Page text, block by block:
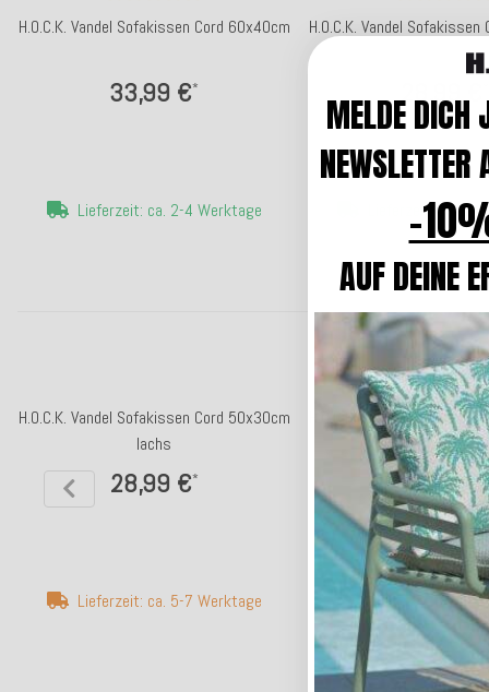
H.O.C.K. Vandel Sofakissen Cord 60x40cm
33,99 €*
Lieferzeit: ca. 2-4 Werktage
H.O.C.K. Vandel
28,99 €
Lieferzeit: ca. 2-
H.O.C.K. Vandel Sofakissen Cord 50x30cm
lachs
28,99 €*
Lieferzeit: ca. 5-7 Werktage
H.O.C.K. Vandel
olive hell
28,99 €*
Lieferzeit: ca. 5-
MELDE DICH
NEWSLETTER
-
AUF DEINE